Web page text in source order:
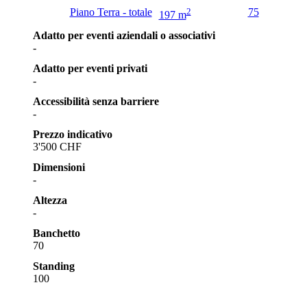
Piano Terra - totale 197 m2 75
Adatto per eventi aziendali o associativi
-
Adatto per eventi privati
-
Accessibilità senza barriere
-
Prezzo indicativo
3'500 CHF
Dimensioni
-
Altezza
-
Banchetto
70
Standing
100